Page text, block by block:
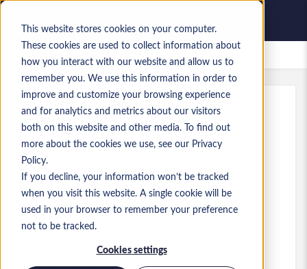
This website stores cookies on your computer.
These cookies are used to collect information about
how you interact with our website and allow us to
remember you. We use this information in order to
improve and customize your browsing experience
and for analytics and metrics about our visitors
both on this website and other media. To find out
more about the cookies we use, see our Privacy
Policy.
If you decline, your information won’t be tracked
when you visit this website. A single cookie will be
used in your browser to remember your preference
not to be tracked.
Cookies settings
Saved Jobs
Ref:a0MP9000009k4Q1.2_1783083649
Dynamics F&O Finance
Consultant
Poland
Skills: Dynamics 365 Finance &amp;